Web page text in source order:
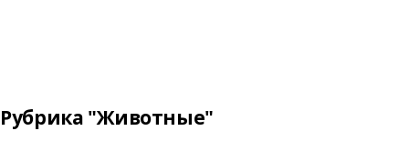
Рубрика "Животные"